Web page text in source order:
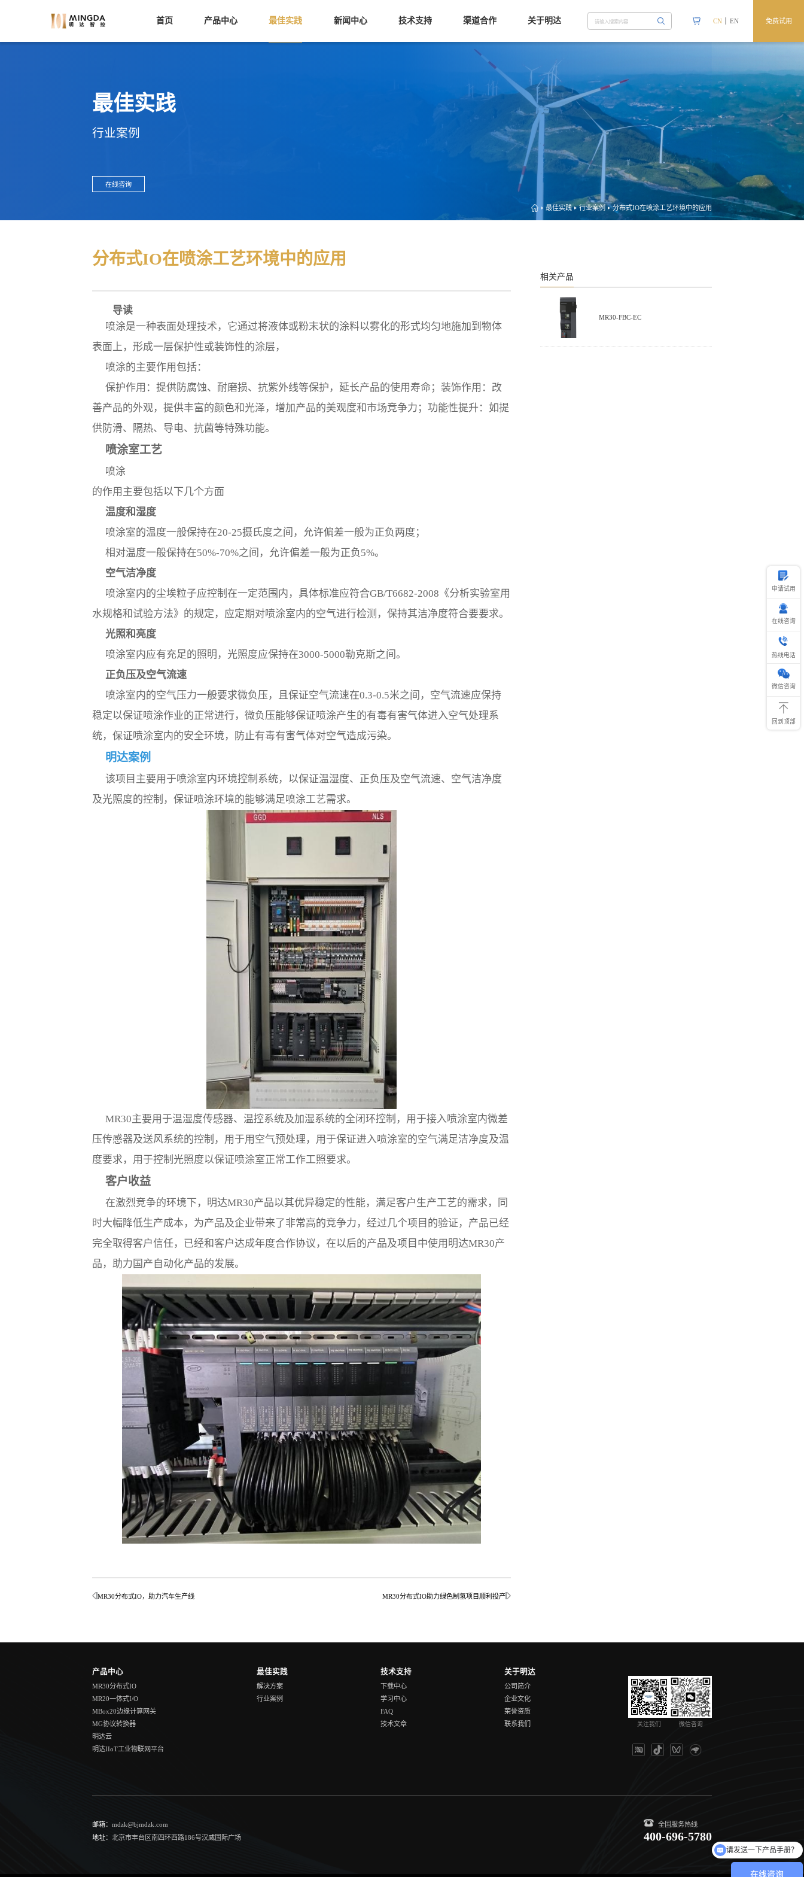
首页 产品中心 最佳实践 新闻中心 技术支持 渠道合作 关于明达 CN EN 免费试用
适配器/耦合器
数字量输入模块
模拟量输出模块
通讯模块
MBox20边缘计算网关
MBox20明达云网关
MBox20边端通用网
关
MG协议转换器
串口协议转换器
分体式协议转换器
工业物联网软件
明达云
平台
工控型PROFINET交
MIS系列工业交换机
工业电源
电源冗余模块
物联控制器
最佳实践
行业案例
在线咨询
最佳实践 行业案例 分布式IO在喷涂工艺环境中的应用
分布式IO在喷涂工艺环境中的应用
导读
喷涂是一种表面处理技术，它通过将液体或粉末状的涂料以雾化的形式均匀地施加到物体
表面上，形成一层保护性或装饰性的涂层，
喷涂的主要作用包括：
保护作用：提供防腐蚀、耐磨损、抗紫外线等保护，延长产品的使用寿命；装饰作用：改
善产品的外观，提供丰富的颜色和光泽，增加产品的美观度和市场竞争力；功能性提升：如提
供防滑、隔热、导电、抗菌等特殊功能。
喷涂室工艺
喷涂
的作用主要包括以下几个方面
温度和湿度
喷涂室的温度一般保持在20-25摄氏度之间，允许偏差一般为正负两度；
相对温度一般保持在50%-70%之间，允许偏差一般为正负5%。
空气洁净度
喷涂室内的尘埃粒子应控制在一定范围内，具体标准应符合GB/T6682-2008《分析实验室用
水规格和试验方法》的规定，应定期对喷涂室内的空气进行检测，保持其洁净度符合要要求。
光照和亮度
喷涂室内应有充足的照明，光照度应保持在3000-5000勒克斯之间。
正负压及空气流速
喷涂室内的空气压力一般要求微负压，且保证空气流速在0.3-0.5米之间，空气流速应保持
稳定以保证喷涂作业的正常进行，微负压能够保证喷涂产生的有毒有害气体进入空气处理系
统，保证喷涂室内的安全环境，防止有毒有害气体对空气造成污染。
明达案例
该项目主要用于喷涂室内环境控制系统，以保证温湿度、正负压及空气流速、空气洁净度
及光照度的控制，保证喷涂环境的能够满足喷涂工艺需求。
MR30主要用于温湿度传感器、温控系统及加湿系统的全闭环控制，用于接入喷涂室内微差
压传感器及送风系统的控制，用于用空气预处理，用于保证进入喷涂室的空气满足洁净度及温
度要求，用于控制光照度以保证喷涂室正常工作工照要求。
客户收益
在激烈竞争的环境下，明达MR30产品以其优异稳定的性能，满足客户生产工艺的需求，同
时大幅降低生产成本，为产品及企业带来了非常高的竞争力，经过几个项目的验证，产品已经
完全取得客户信任，已经和客户达成年度合作协议，在以后的产品及项目中使用明达MR30产
品，助力国产自动化产品的发展。
MR30分布式IO，助力汽车生产线 MR30分布式IO助力绿色制氢项目顺利投产
相关产品
MR30-FBC-EC
申请试用
在线咨询
热线电话
热
线
话
400-
微信咨询
回到顶部
产品中心
MR30分布式IO
MR20一体式I/O
MBox20边缘计算网关
MG协议转换器
明达云
明达IIoT工业物联网平台
最佳实践
解决方案
行业案例
技术支持
下载中心
学习中心
FAQ
技术文章
关于明达
公司简介
企业文化
荣誉资质
联系我们
关注我们 微信咨询
邮箱： mdzk@bjmdzk.com
地址： 北京市丰台区南四环西路186号汉威国际广场
全国服务热线
400-696-5780
请问你们都有哪些产品呢？
请发送一下产品手册？